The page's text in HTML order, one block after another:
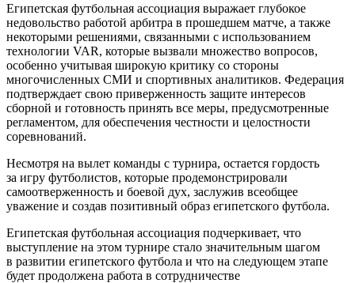
Египетская футбольная ассоциация выражает глубокое
недовольство работой арбитра в прошедшем матче, а также
некоторыми решениями, связанными с использованием
технологии VAR, которые вызвали множество вопросов,
особенно учитывая широкую критику со стороны
многочисленных СМИ и спортивных аналитиков. Федерация
подтверждает свою приверженность защите интересов
сборной и готовность принять все меры, предусмотренные
регламентом, для обеспечения честности и целостности
соревнований.
Несмотря на вылет команды с турнира, остается гордость
за игру футболистов, которые продемонстрировали
самоотверженность и боевой дух, заслужив всеобщее
уважение и создав позитивный образ египетского футбола.
Египетская футбольная ассоциация подчеркивает, что
выступление на этом турнире стало значительным шагом
в развитии египетского футбола и что на следующем этапе
будет продолжена работа в сотрудничестве